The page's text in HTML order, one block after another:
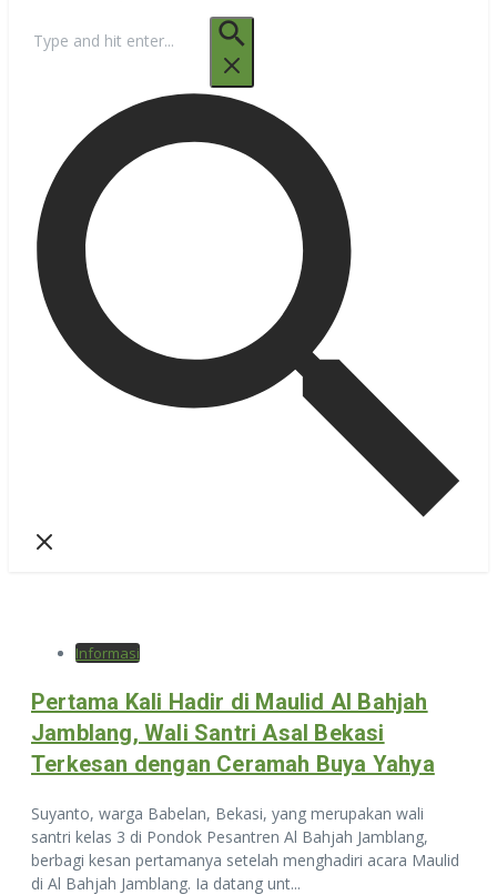
untuk:
Informasi
Pertama Kali Hadir di Maulid Al Bahjah
Jamblang, Wali Santri Asal Bekasi
Terkesan dengan Ceramah Buya Yahya
Suyanto, warga Babelan, Bekasi, yang merupakan wali
santri kelas 3 di Pondok Pesantren Al Bahjah Jamblang,
berbagi kesan pertamanya setelah menghadiri acara Maulid
di Al Bahjah Jamblang. Ia datang unt...